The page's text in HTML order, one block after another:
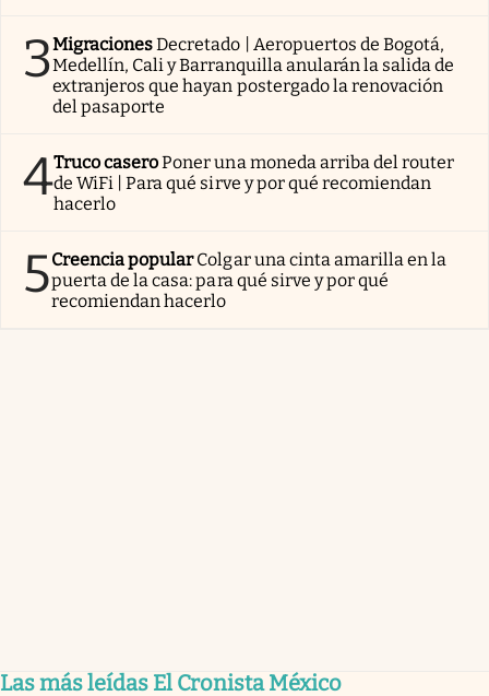
3MigracionesDecretado | Aeropuertos de Bogotá,
Medellín, Cali y Barranquilla anularán la salida de
extranjeros que hayan postergado la renovación
del pasaporte
4Truco caseroPoner una moneda arriba del router
de WiFi | Para qué sirve y por qué recomiendan
hacerlo
5Creencia popularColgar una cinta amarilla en la
puerta de la casa: para qué sirve y por qué
recomiendan hacerlo
Las más leídas El Cronista México